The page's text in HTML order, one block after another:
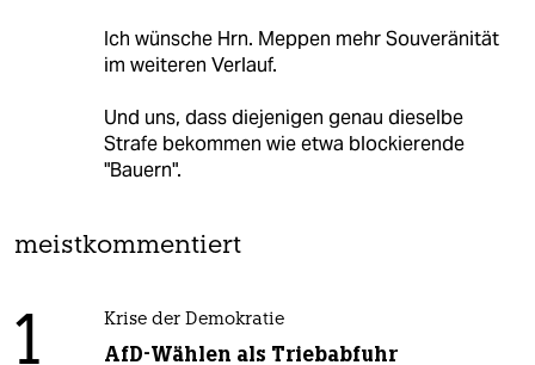
Ich wünsche Hrn. Meppen mehr Souveränität
im weiteren Verlauf.
Und uns, dass diejenigen genau dieselbe
Strafe bekommen wie etwa blockierende
"Bauern".
meistkommentiert
1 Krise der Demokratie
AfD-Wählen als Triebabfuhr